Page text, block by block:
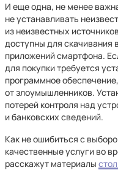
И еще одна, не менее
не устанавливать
из неизвестных
доступны для скачивания
приложений смартфона.
для покупки требуется
программное
от злоумышленников.
потерей контроля над
и банковских сведений.
Как не ошибиться с
качественные услуги во
расскажут материалы